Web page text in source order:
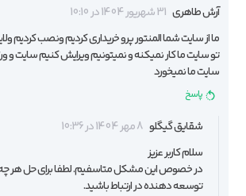
آرش طاهری 31 شهریور 1404 در 10:10
ما از سایت شما المنتور پرو خریداری کردیم ونصب کردیم
تو سایت ما کار نمیکنه و نمیتونیم ویرایش کنیم سایت و
سایت ما نمیخورد
پاسخ
شقایق گیگلو 8 مهر 1404 در 10:36
سلام کاربر عزیز
در خصوص این مشکل متاسفیم. لطفا برای حل هر چه
توسعه دهنده در ارتباط باشید.